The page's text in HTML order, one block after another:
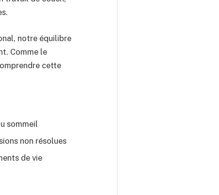
notre équilibre
Comme le
cette
sommeil
non résolues
de vie